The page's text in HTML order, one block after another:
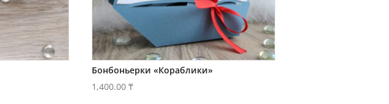
Бонбоньерки «Кораблики»
1,400.00₸